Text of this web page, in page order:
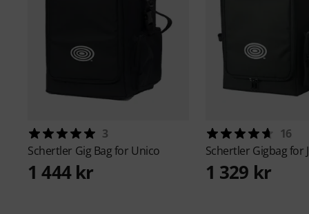
3
Schertler Gig Bag for Unico
1 444 kr
16
Schertler Gigbag for
1 329 kr